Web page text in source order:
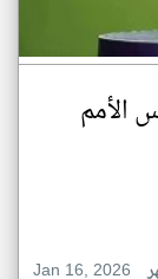
الأمم
Jan 16, 2026